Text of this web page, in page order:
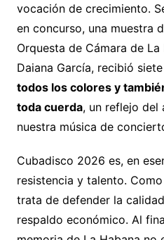
vocación de crecimiento.
en concurso, una muestra
Orquesta de Cámara de
Daiana García, recibió
todos los colores y
toda cuerda, un reflejo del
nuestra música de
Cubadisco 2026 es, en
resistencia y talento.
trata de defender la
respaldo económico. Al